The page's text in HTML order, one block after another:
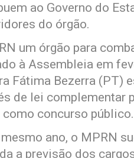
ao Governo do
do órgão.
um órgão para
à Assembleia em
Fátima Bezerra (PT)
de lei
concurso público.
ano, o MPRN
a previsão dos